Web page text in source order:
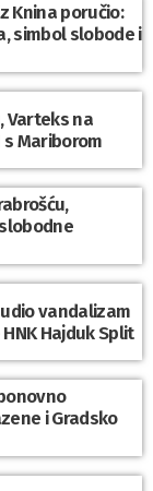
Knina poručio:
simbol slobode i
Varteks na
Mariborom
vandalizam
Hajduk Split
i Gradsko